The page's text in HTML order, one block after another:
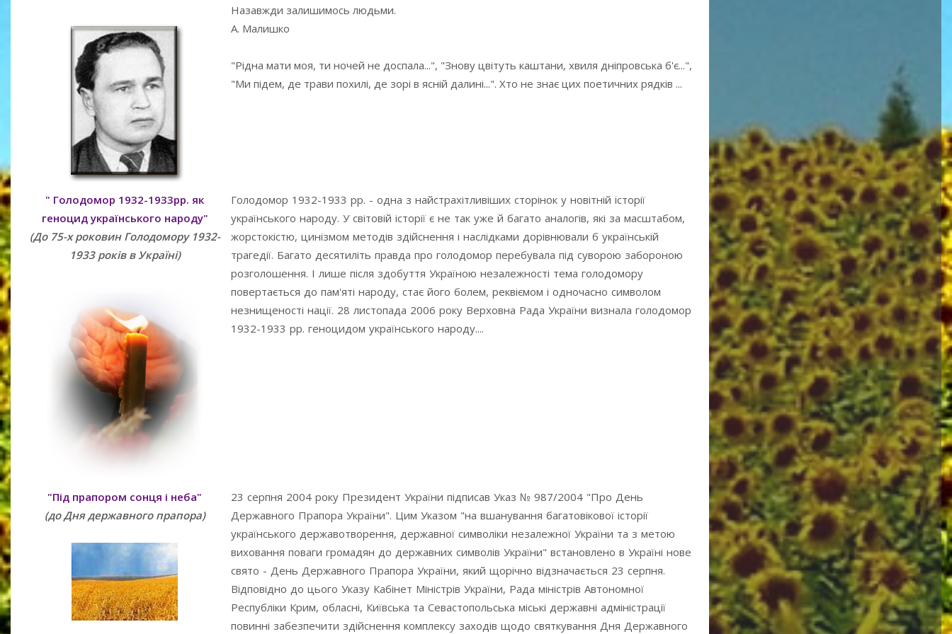
Назавжди залишимось людьми.
А. Малишко
"Рідна мати моя, ти ночей не доспала...", "Знову цвітуть каштани, хвиля дніпровська б'є...",
"Ми підем, де трави похилі, де зорі в ясній далині...". Хто не знає цих поетичних рядків ...
" Голодомор 1932-1933рр. як
геноцид українського народу"
(До 75-х роковин Голодомору 1932-
1933 років в Україні)
Голодомор 1932-1933 рр. - одна з найстрахітливіших сторінок у новітній історії
українського народу. У світовій історії є не так уже й багато аналогів, які за масштабом,
жорстокістю, цинізмом методів здійснення і наслідками дорівнювали б українській
трагедії. Багато десятиліть правда про голодомор перебувала під суворою забороною
розголошення. І лише після здобуття Україною незалежності тема голодомору
повертається до пам'яті народу, стає його болем, реквіємом і одночасно символом
незнищеності нації. 28 листопада 2006 року Верховна Рада України визнала голодомор
1932-1933 рр. геноцидом українського народу....
"Під прапором сонця і неба"
(до Дня державного прапора)
23 серпня 2004 року Президент України підписав Указ № 987/2004 "Про День
Державного Прапора України". Цим Указом "на вшанування багатовікової історії
українського державотворення, державної символіки незалежної України та з метою
виховання поваги громадян до державних символів України" встановлено в Україні нове
свято - День Державного Прапора України, який щорічно відзначається 23 серпня.
Відповідно до цього Указу Кабінет Міністрів України, Рада міністрів Автономної
Республіки Крим, обласні, Київська та Севастопольська міські державні адміністрації
повинні забезпечити здійснення комплексу заходів щодо святкування Дня Державного